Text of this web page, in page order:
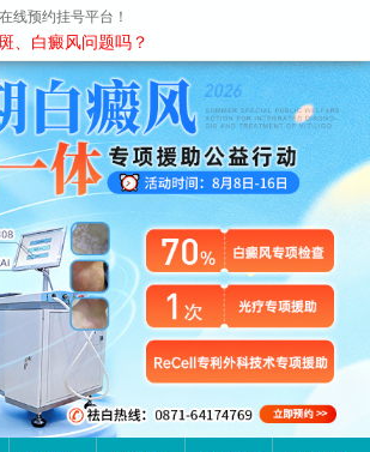
昆明白癜风医院
线预约挂号平台！
、白癜风问题吗？